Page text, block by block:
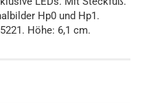
Hp0 und Hp1.
Höhe: 6,1 cm.